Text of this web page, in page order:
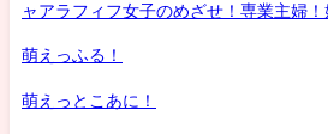
ャアラフィフ女子のめざせ！専業主婦
萌えっふる！
萌えっとこあに！